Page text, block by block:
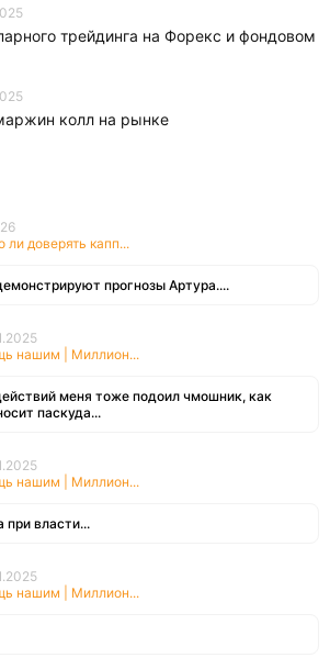
трейдинга на Форекс и фондовом
колл на рынке
доверять капп...
прогнозы Артура....
нашим | Миллион...
меня тоже подоил чмошник, как
паскуда...
нашим | Миллион...
власти...
нашим | Миллион...